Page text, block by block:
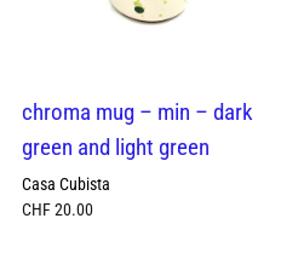
chroma mug – min – dark
green and light green
Casa Cubista
CHF20.00